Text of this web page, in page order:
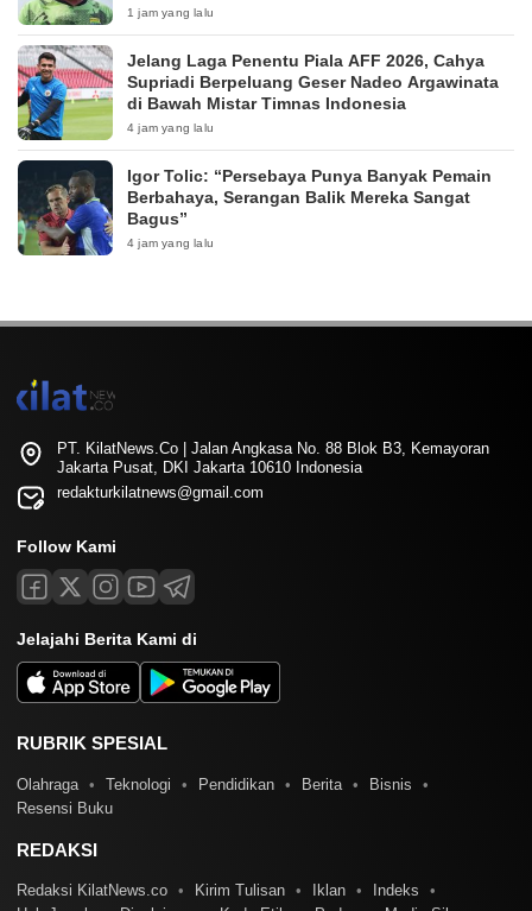
1 jam yang lalu
Jelang Laga Penentu Piala AFF 2026, Cahya
Supriadi Berpeluang Geser Nadeo Argawinata
di Bawah Mistar Timnas Indonesia
4 jam yang lalu
Igor Tolic: “Persebaya Punya Banyak Pemain
Berbahaya, Serangan Balik Mereka Sangat
Bagus”
4 jam yang lalu
PT. KilatNews.Co | Jalan Angkasa No. 88 Blok B3, Kemayoran
Jakarta Pusat, DKI Jakarta 10610 Indonesia
redakturkilatnews@gmail.com
Follow Kami
Jelajahi Berita Kami di
RUBRIK SPESIAL
Olahraga Teknologi Pendidikan Berita
Bisnis
Resensi Buku
REDAKSI
Redaksi KilatNews.co Kirim Tulisan Iklan
Indeks